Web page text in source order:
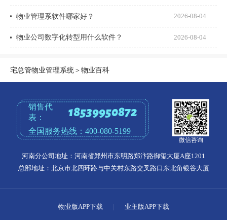
物业管理系软件哪家好？ 2026-08-04
物业公司数字化转型用什么软件？ 2026-08-04
宅总管物业管理系统＞物业百科
销售代
表：
18539950872
全国服务热线：400-080-5199
微信咨询
河南分公司地址：河南省郑州市东明路郑汴路御玺大厦A座1201
总部地址：北京市北四环路与中关村东路交叉路口东北角银谷大厦
物业版APP下载 业主版APP下载